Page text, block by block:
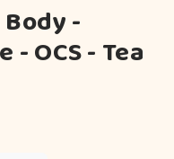
-
OCS - Tea